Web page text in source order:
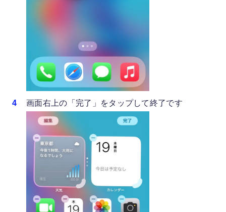
画面右上の「完了」をタップして終了です